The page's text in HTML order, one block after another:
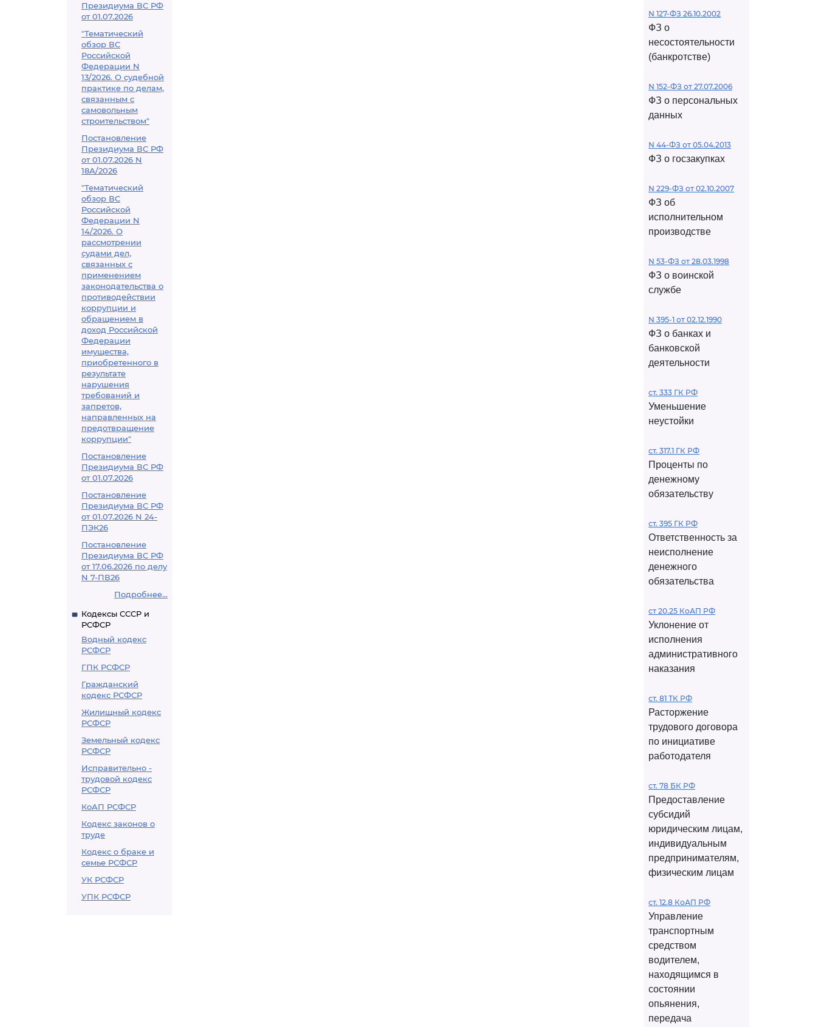
Президиума ВС РФ
от 01.07.2026
"Тематический
обзор ВС
Российской
Федерации N
13/2026. О судебной
практике по делам,
связанным с
самовольным
строительством"
Постановление
Президиума ВС РФ
от 01.07.2026 N
18А/2026
"Тематический
обзор ВС
Российской
Федерации N
14/2026. О
рассмотрении
судами дел,
связанных с
применением
законодательства о
противодействии
коррупции и
обращением в
доход Российской
Федерации
имущества,
приобретенного в
результате
нарушения
требований и
запретов,
направленных на
предотвращение
коррупции"
Постановление
Президиума ВС РФ
от 01.07.2026
Постановление
Президиума ВС РФ
от 01.07.2026 N 24-
ПЭК26
Постановление
Президиума ВС РФ
от 17.06.2026 по делу
N 7-ПВ26
Подробнее...
Кодексы СССР и
РСФСР
Водный кодекс
РСФСР
ГПК РСФСР
Гражданский
кодекс РСФСР
Жилищный кодекс
РСФСР
Земельный кодекс
РСФСР
Исправительно -
трудовой кодекс
РСФСР
КоАП РСФСР
Кодекс законов о
труде
Кодекс о браке и
семье РСФСР
УК РСФСР
УПК РСФСР
N 127-ФЗ 26.10.2002
ФЗ о
несостоятельности
(банкротстве)
N 152-ФЗ от 27.07.2006
ФЗ о персональных
данных
N 44-ФЗ от 05.04.2013
ФЗ о госзакупках
N 229-ФЗ от 02.10.2007
ФЗ об
исполнительном
производстве
N 53-ФЗ от 28.03.1998
ФЗ о воинской
службе
N 395-1 от 02.12.1990
ФЗ о банках и
банковской
деятельности
ст. 333 ГК РФ
Уменьшение
неустойки
ст. 317.1 ГК РФ
Проценты по
денежному
обязательству
ст. 395 ГК РФ
Ответственность за
неисполнение
денежного
обязательства
ст 20.25 КоАП РФ
Уклонение от
исполнения
административного
наказания
ст. 81 ТК РФ
Расторжение
трудового договора
по инициативе
работодателя
ст. 78 БК РФ
Предоставление
субсидий
юридическим лицам,
индивидуальным
предпринимателям,
физическим лицам
ст. 12.8 КоАП РФ
Управление
транспортным
средством
водителем,
находящимся в
состоянии
опьянения,
передача